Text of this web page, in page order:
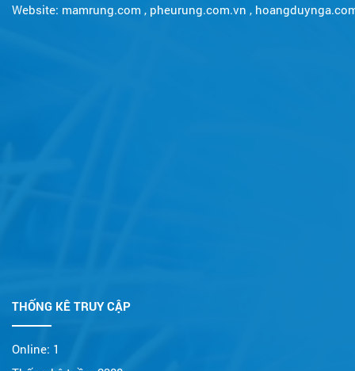
Website: mamrung.com , pheurung.com.vn ,
THỐNG KÊ TRUY CẬP
Online: 1